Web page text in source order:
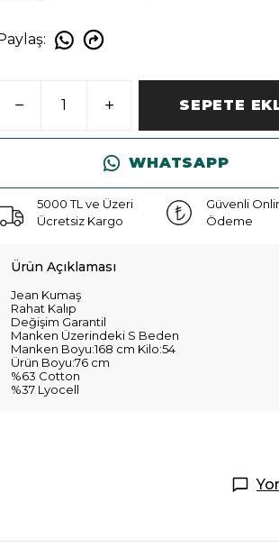
:
SEPETE
WHATSAPP
5000 TL ve Üzeri
Ücretsiz Kargo
Güvenli
Ödeme
Ürün Açıklaması
Jean Kumaş
Rahat Kalıp
Değişim Garantil
Manken Üzerindeki S Beden
Manken Boyu:168 cm Kilo:54
Ürün Boyu:76 cm
%63 Cotton
%37 Lyocell